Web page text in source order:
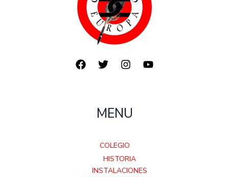
MENU
COLEGIO
HISTORIA
INSTALACIONES